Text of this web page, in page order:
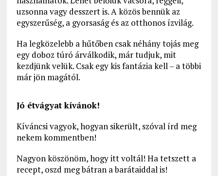
uzsonna vagy desszert is. A közös bennük az
egyszerűség, a gyorsaság és az otthonos ízvilág.
Ha legközelebb a hűtőben csak néhány tojás meg
egy doboz túró árválkodik, már tudjuk, mit
kezdjünk velük. Csak egy kis fantázia kell – a többi
már jön magától.
Jó étvágyat kívánok!
Kíváncsi vagyok, hogyan sikerült, szóval írd meg
nekem kommentben!
Nagyon köszönöm, hogy itt voltál! Ha tetszett a
recept, oszd meg bátran a barátaiddal is!